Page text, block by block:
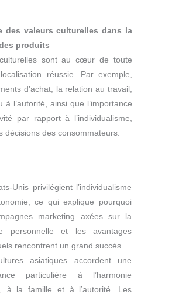
des valeurs culturelles dans la
produits
sont au cœur de toute
réussie. Par exemple,
d’achat, la relation au travail,
à l’autorité, ainsi que l’importance
par rapport à l’individualisme,
décisions des consommateurs.
Unis privilégient l’individualisme
ce qui explique pourquoi
marketing axées sur la
personnelle et les avantages
rencontrent un grand succès.
asiatiques accordent une
particulière à l’harmonie
à la famille et à l’autorité. Les